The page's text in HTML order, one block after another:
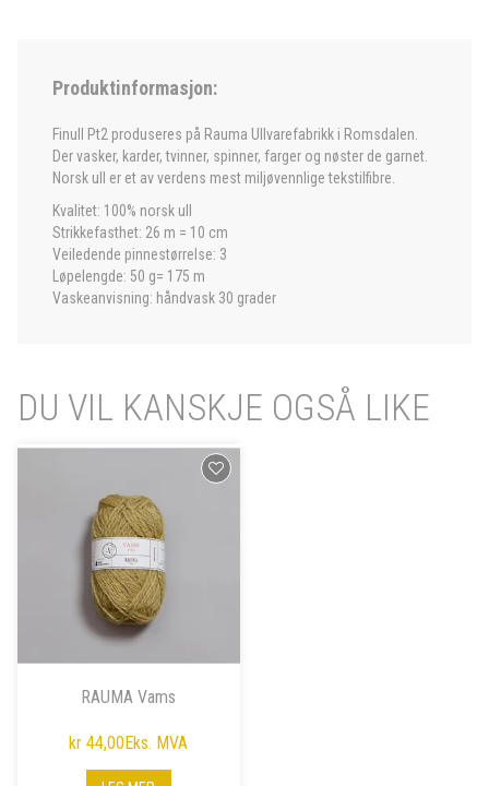
Produktinformasjon:
Finull Pt2 produseres på Rauma Ullvarefabrikk i Romsdalen.
Der vasker, karder, tvinner, spinner, farger og nøster de garnet.
Norsk ull er et av verdens mest miljøvennlige tekstilfibre.
Kvalitet: 100% norsk ull
Strikkefasthet: 26 m = 10 cm
Veiledende pinnestørrelse: 3
Løpelengde: 50 g= 175 m
Vaskeanvisning: håndvask 30 grader
DU VIL KANSKJE OGSÅ LIKE
RAUMA Vams
kr 44,00Eks. MVA